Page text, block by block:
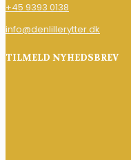
+45 9393 0138
info@denlillerytter.dk
TILMELD NYHEDSBREV